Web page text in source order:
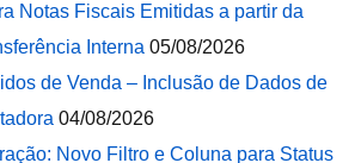
Notas Fiscais Emitidas a partir da
Interna 05/08/2026
de Venda – Inclusão de Dados de
04/08/2026
Novo Filtro e Coluna para Status